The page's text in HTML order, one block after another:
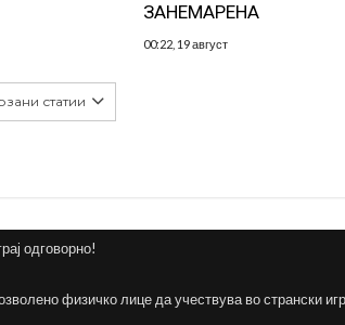
ЗАНЕМАРЕНА
00:22, 19 август
статии
одговорно!
физичко лице да учествува во странски